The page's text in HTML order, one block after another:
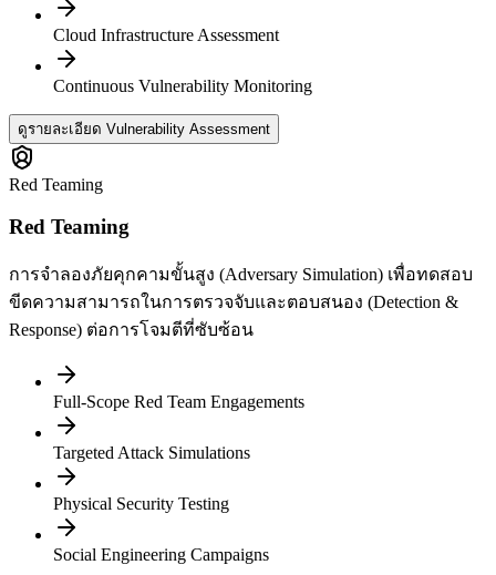
Cloud Infrastructure Assessment
Continuous Vulnerability Monitoring
ดูรายละเอียด Vulnerability Assessment
Red Teaming
Red Teaming
การจำลองภัยคุกคามขั้นสูง (Adversary Simulation) เพื่อทดสอบ
ขีดความสามารถในการตรวจจับและตอบสนอง (Detection &
Response) ต่อการโจมตีที่ซับซ้อน
Full-Scope Red Team Engagements
Targeted Attack Simulations
Physical Security Testing
Social Engineering Campaigns